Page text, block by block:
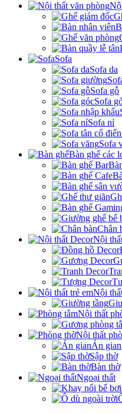
Sofa
Sofa da
Sofa gỗ
Sofa
Sofa nỉ
Sofa
Bàn ghế các
Chân
Nội
Nội
Nội thất
Nội thất
Án gian
Sập thờ
Bàn thờ
Ngoại thất